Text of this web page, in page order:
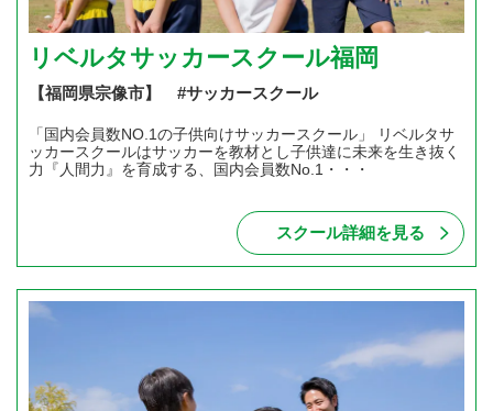
リベルタサッカースクール福岡
【福岡県宗像市】 #サッカースクール
「国内会員数NO.1の子供向けサッカースクール」 リベルタサ
ッカースクールはサッカーを教材とし子供達に未来を生き抜く
力『人間力』を育成する、国内会員数No.1・・・
スクール詳細を見る